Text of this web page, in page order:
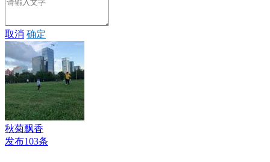
取消 确定
秋菊飘香
发布103条